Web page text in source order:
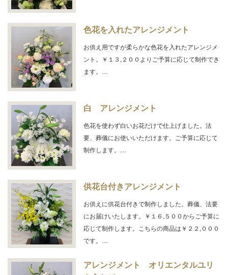
色花を入れたアレンジメント
お供え用ですが柔らかな色花を入れたアレンジメ
ント。￥１３,２００よりご予算に応じて制作でき
ます。…
白 アレンジメント
色花を使わず白いお花だけで仕上げました。法
要、葬儀にお使いいただけます。ご予算に応じて
制作します。…
供花台付きアレンジメント
お供えに供花台付きで制作しました。葬儀、法要
にお届けいたします。￥１６,５００からご予算に
応じて制作します。こちらの商品は￥２２,０００
です。…
アレンジメント オリエンタルユリ